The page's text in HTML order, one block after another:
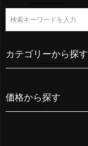
カテゴリーから探す
価格から探す